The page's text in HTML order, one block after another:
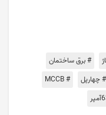
# برق ساختمان
# چهارپل
# MCCB